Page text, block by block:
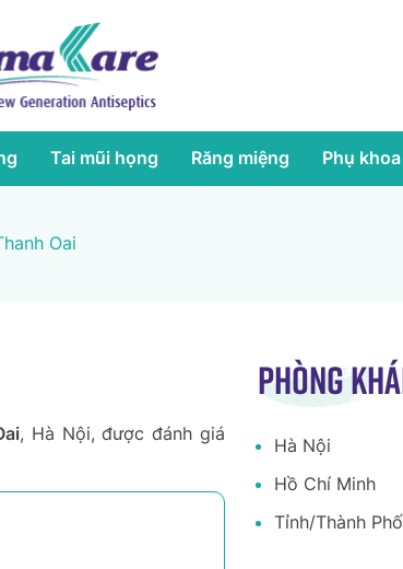
Tai mũi họng Răng miệng Phụ khoa
Oai
, Hà Nội, được đánh giá
Phòng
Hà Nội
Hồ Chí Minh
Tỉnh/Thành